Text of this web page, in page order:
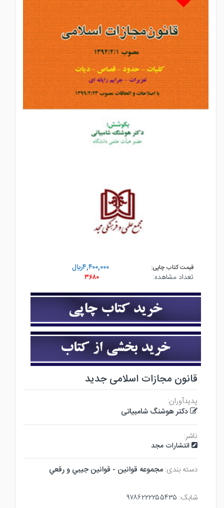
قیمت کتاب چاپی:
۴,۴۰۰,۰۰۰ريال
تعداد مشاهده:
۳۶۸۰
قانون مجازات اسلامی جدید
پدیدآوران:
دکتر هوشنگ شامبیاتی
ناشر:
انتشارات مجد
دسته بندی: مجموعه قوانين - قوانين جيبي و رقعي
شابک: ۹۷۸۶۲۲۲۲۵۵۴۳۵